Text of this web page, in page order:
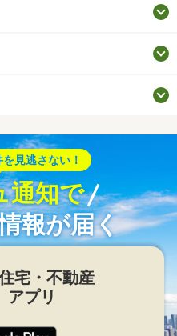
見逃さない！
通知で
報が届く
宅・不動産
アプリ